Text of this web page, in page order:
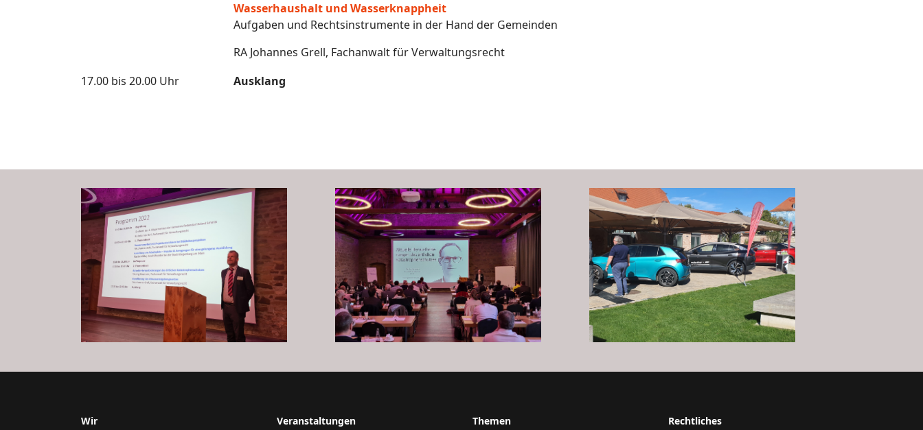
Wasserhaushalt und Wasserknappheit
Aufgaben und Rechtsinstrumente in der Hand der Gemeinden
RA Johannes Grell, Fachanwalt für Verwaltungsrecht
17.00 bis 20.00 Uhr
Ausklang
Wir Veranstaltungen Themen Rechtliches